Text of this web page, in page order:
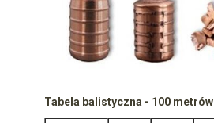
Tabela balistyczna - 100 metrów